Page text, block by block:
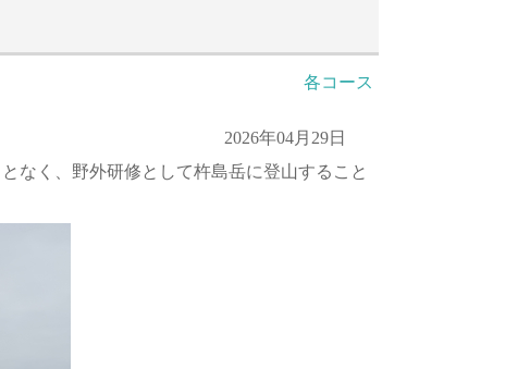
各コース
2026年04月29日
なく、野外研修として杵島岳に登山すること